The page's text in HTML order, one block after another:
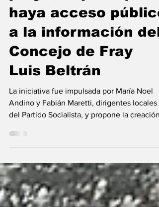
proyecto para que
haya acceso público
a la información del
Concejo de Fray
Luis Beltrán
La iniciativa fue impulsada por María Noel
Andino y Fabián Maretti, dirigentes locales
del Partido Socialista, y propone la creación
cuenta ni siquiera con redes sociales. Los
dirigentes socialistas Fabian Maretti y María
Noel Andino presentaron este martes en el
Concejo Municipal de Fray Luis Beltrán un